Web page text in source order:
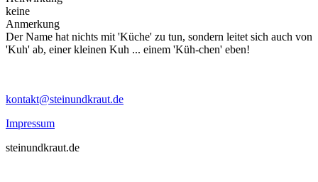
keine
Anmerkung
Der Name hat nichts mit 'Küche' zu tun, sondern leitet sich auch von
'Kuh' ab, einer kleinen Kuh ... einem 'Küh-chen' eben!
kontakt@steinundkraut.de
Impressum
steinundkraut.de